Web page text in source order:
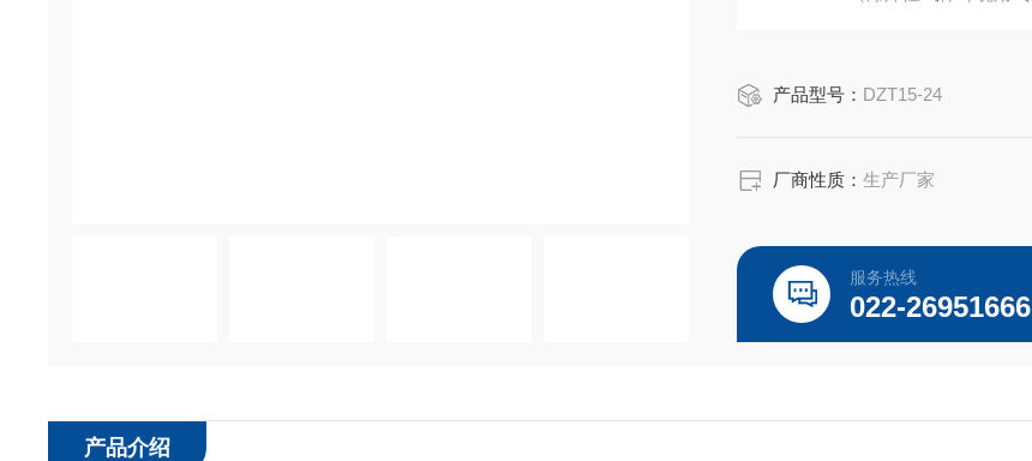
产品型号： DZT15-24
厂商性质：生产厂家
服务热线
022-26951666
产品介绍